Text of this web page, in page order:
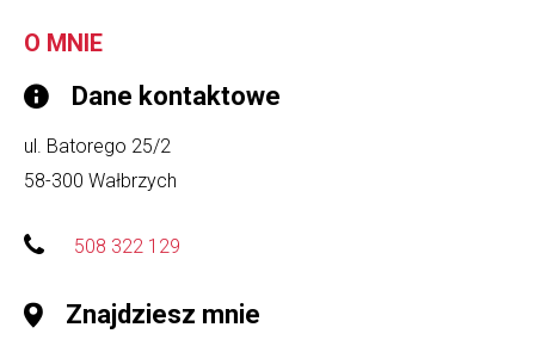
Ubezpieczenia
dfs24
O MNIE
Dane kontaktowe
ul. Batorego 25/2
58-300 Wałbrzych
508 322 129
Znajdziesz mnie